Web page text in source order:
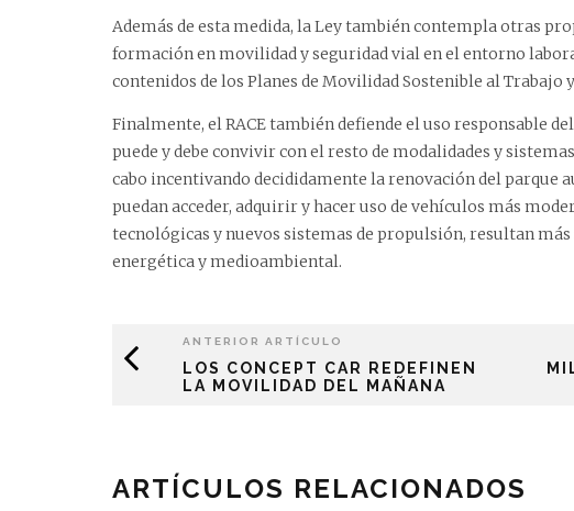
Además de esta medida, la Ley también contempla otras
formación en movilidad y seguridad vial en el entorno
contenidos de los Planes de Movilidad Sostenible al Trabajo
Finalmente, el RACE también defiende el uso responsable
puede y debe convivir con el resto de modalidades y
cabo incentivando decididamente la renovación del parque
puedan acceder, adquirir y hacer uso de vehículos más
tecnológicas y nuevos sistemas de propulsión, resultan
energética y medioambiental.
ANTERIOR ARTÍCULO
LOS CONCEPT CAR REDEFINEN
LA MOVILIDAD DEL MAÑANA
ARTÍCULOS RELACIONADOS